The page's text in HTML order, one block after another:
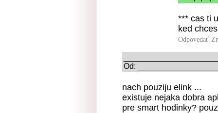
*** cas ti
ked
Odpovedať
Od:
nach pouziju elink ...
existuje nejaka dobra
pre smart hodinky?